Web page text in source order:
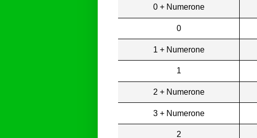
0 + Numerone
0
1 + Numerone
1
2 + Numerone
3 + Numerone
2